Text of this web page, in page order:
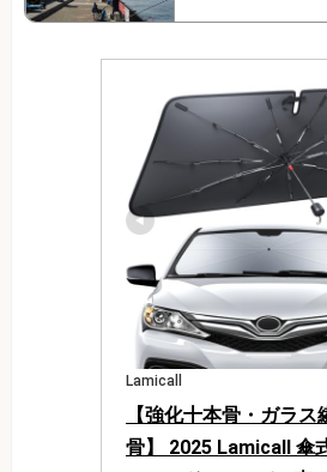
Lamicall
【強化十本骨・ガラス
骨】 2025 Lamicall 傘